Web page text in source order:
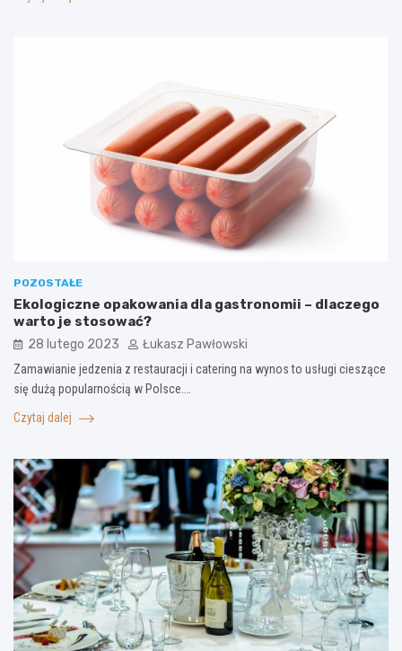
POZOSTAŁE
Ekologiczne opakowania dla gastronomii – dlaczego
warto je stosować?
28 lutego 2023 Łukasz Pawłowski
Zamawianie jedzenia z restauracji i catering na wynos to usługi cieszące
się dużą popularnością w Polsce.…
Czytaj dalej